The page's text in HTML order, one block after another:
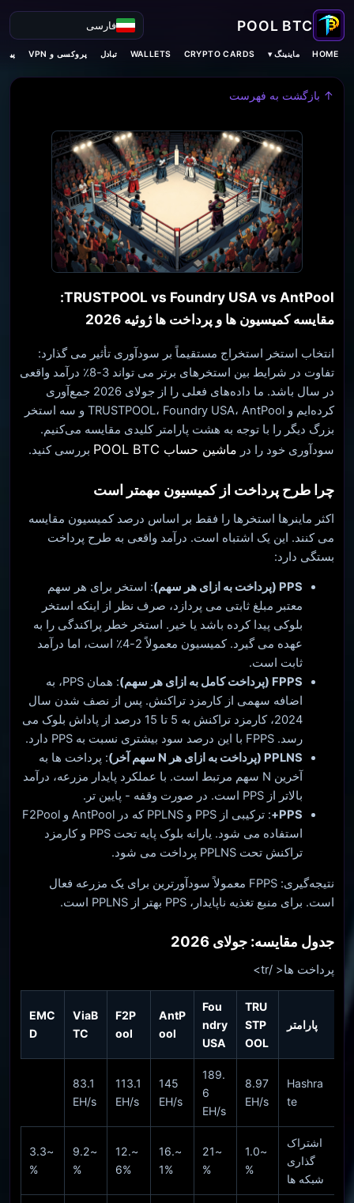
فارسی
HOME ماینینگ ▾ CRYPTO CARDS
WALLETS تبادل پروکسی و VPN
↑ بازگشت به فهرست
TRUSTPOOL vs Foundry USA vs AntPool:
مقایسه کمیسیون ها و پرداخت ها ژوئیه 2026
انتخاب استخر استخراج مستقیماً بر سودآوری تأثیر می گذارد:
تفاوت در شرایط بین استخرهای برتر می تواند 3-8٪ درآمد واقعی
در سال باشد. ما داده‌های فعلی را از جولای 2026 جمع‌آوری
کرده‌ایم و TRUSTPOOL، Foundry USA، AntPool و سه استخر
بزرگ دیگر را با توجه به هشت پارامتر کلیدی مقایسه می‌کنیم.
سودآوری خود را در ماشین حساب POOL BTC
چرا طرح پرداخت از کمیسیون مهمتر است
اکثر ماینرها استخرها را فقط بر اساس درصد کمیسیون مقایسه
می کنند. این یک اشتباه است. درآمد واقعی به طرح پرداخت
بستگی دارد:
PPS (پرداخت به ازای هر سهم)
: استخر برای هر سهم
معتبر مبلغ ثابتی می پردازد، صرف نظر از اینکه استخر
بلوکی پیدا کرده باشد یا خیر. استخر خطر پراکندگی را به
عهده می گیرد. کمیسیون معمولاً 2-4٪ است، اما درآمد
ثابت است.
FPPS (پرداخت کامل به ازای هر سهم)
: همان PPS، به
اضافه سهمی از کارمزد تراکنش. پس از نصف شدن سال
2024، کارمزد تراکنش به 5 تا 15 درصد از پاداش بلوک می
رسد. FPPS با این درصد سود بیشتری نسبت به PPS دارد.
PPLNS (پرداخت به ازای هر N سهم آخر)
: پرداخت ها به
آخرین N سهم مرتبط است. با عملکرد پایدار مزرعه، درآمد
بالاتر از PPS است. در صورت وقفه - پایین تر.
PPS+
: ترکیبی از PPS و PPLNS که در AntPool و F2Pool
استفاده می شود. یارانه بلوک پایه تحت PPS و کارمزد
تراکنش تحت PPLNS پرداخت می شود.
نتیجه‌گیری: FPPS معمولاً سودآورترین برای یک مزرعه فعال
است. برای منبع تغذیه ناپایدار، PPS بهتر از PPLNS است.
جدول مقایسه: جولای 2026
پرداخت ها< /tr>
پارامتر
TRU
STP
OOL
Fou
ndry
USA
AntP
ool
F2P
ool
ViaB
TC
EMC
D
Hashra
te
8.97
EH/s
189.
6
EH/s
145
EH/s
113.1
EH/s
83.1
EH/s
اشتراک
گذاری
شبکه ها
~1.0
%
~21
%
~16.
1%
~12.
6%
~9.2
%
~3.3
%